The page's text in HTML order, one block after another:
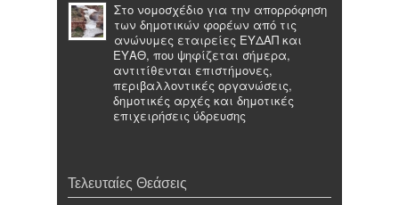
Στο νομοσχέδιο για την απορρόφηση
των δημοτικών φορέων από τις
ανώνυμες εταιρείες ΕΥΔΑΠ και
ΕΥΑΘ, που ψηφίζεται σήμερα,
αντιτίθενται επιστήμονες,
περιβαλλοντικές οργανώσεις,
δημοτικές αρχές και δημοτικές
επιχειρήσεις ύδρευσης
Τελευταίες Θεάσεις